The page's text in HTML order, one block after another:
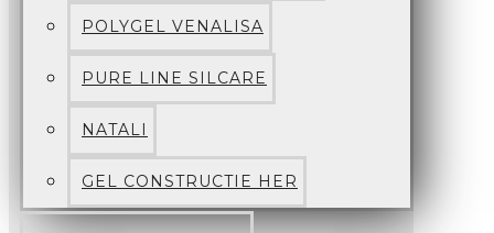
POLYGEL VENALISA
PURE LINE SILCARE
NATALI
GEL CONSTRUCTIE HER